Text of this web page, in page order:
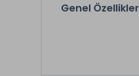
Genel Özellikler